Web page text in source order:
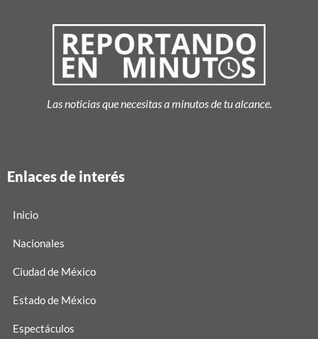
Las noticias que necesitas a minutos de tu alcance.
Enlaces de interés
Inicio
Nacionales
Ciudad de México
Estado de México
Espectáculos